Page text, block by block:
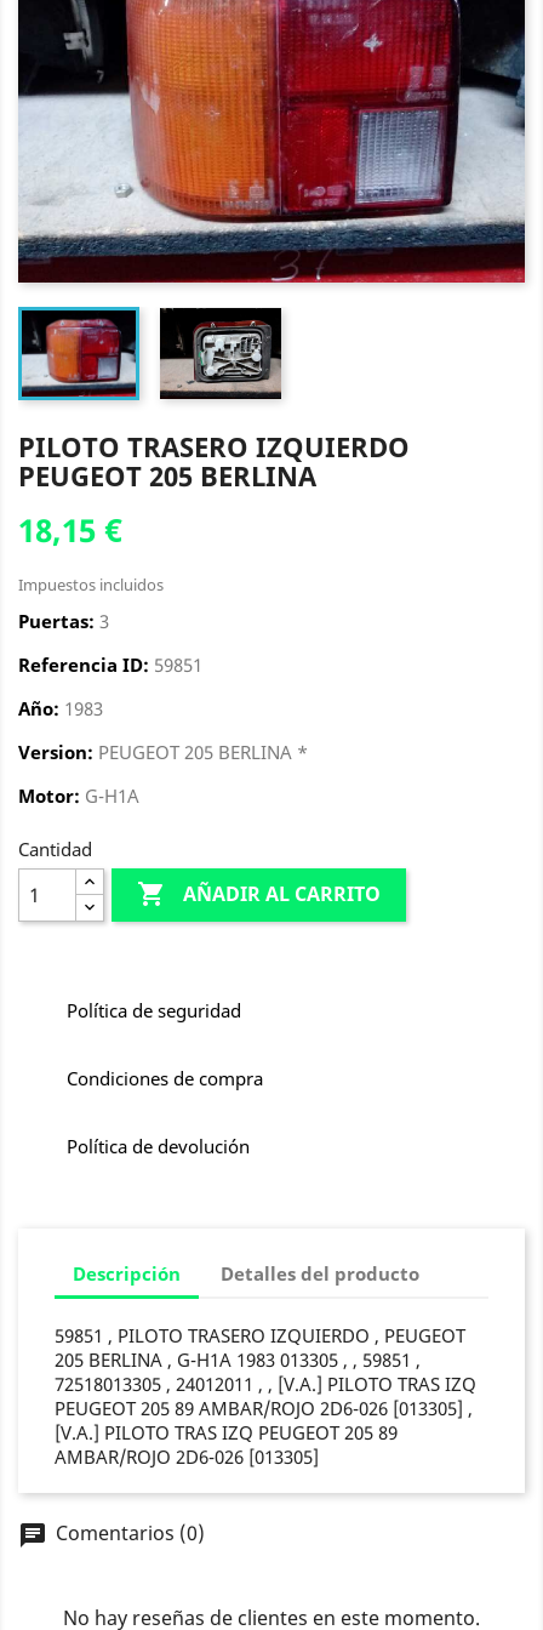
PILOTO TRASERO IZQUIERDO
PEUGEOT 205 BERLINA
18,15 €
Impuestos incluidos
Puertas: 3
Referencia ID: 59851
Año: 1983
Version: PEUGEOT 205 BERLINA *
Motor: G-H1A
Cantidad
 AÑADIR AL CARRITO
Política de seguridad
Condiciones de compra
Política de devolución
Descripción Detalles del producto
59851 , PILOTO TRASERO IZQUIERDO , PEUGEOT
205 BERLINA , G-H1A 1983 013305 , , 59851 ,
72518013305 , 24012011 , , [V.A.] PILOTO TRAS IZQ
PEUGEOT 205 89 AMBAR/ROJO 2D6-026 [013305] ,
[V.A.] PILOTO TRAS IZQ PEUGEOT 205 89
AMBAR/ROJO 2D6-026 [013305]
chat Comentarios (0)
No hay reseñas de clientes en este momento.